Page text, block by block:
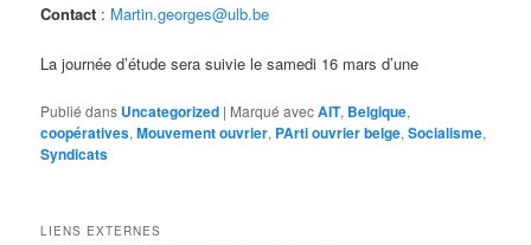
Contact : Martin.georges@ulb.be
La journée d’étude sera suivie le samedi 16 mars d’une
Publié dans Uncategorized | Marqué avecAIT, Belgique,
coopératives,Mouvement ouvrier, PArti ouvrier belge,Socialisme,
Syndicats
LIENS EXTERNES